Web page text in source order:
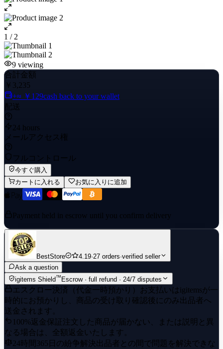
1 / 2
9 viewing
合計金額
￥3,235
+≈ ￥129cash back to your wallet
配送
24 hours
メールアクセス権
フルコントロール
今すぐ購入
カートに入れる
お気に入りに追加
Payment held in escrow until you confirm delivery
BestStore 4.19·27 orders·verified seller
Ask a question
igitems Shield™ Escrow · full refund · 24/7 disputes
エスクロー決済（代金一時預かり）
お支払いはigitemsが一
時的にお預かりし、商品の受け取り確認後にのみ出品者へ
送金されます。
100%返金保証 注文した商品が届かない、または説明と異
なる場合は、全額返金いたします。
24時間365日の紛争解決出品者との間で問題を解決できな